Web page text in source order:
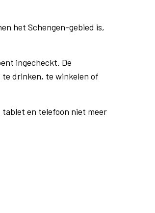
het Schengen-gebied is,
ingecheckt. De
te drinken, te winkelen of
en telefoon niet meer